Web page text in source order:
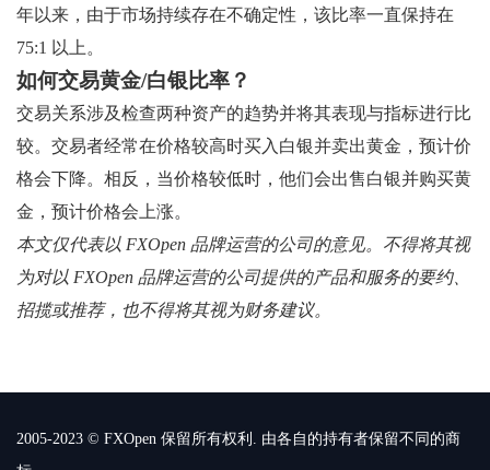
年以来，由于市场持续存在不确定性，该比率一直保持在
75:1 以上。
如何交易黄金/白银比率？
交易关系涉及检查两种资产的趋势并将其表现与指标进行比
较。交易者经常在价格较高时买入白银并卖出黄金，预计价
格会下降。相反，当价格较低时，他们会出售白银并购买黄
金，预计价格会上涨。
本文仅代表以 FXOpen 品牌运营的公司的意见。不得将其视
为对以 FXOpen 品牌运营的公司提供的产品和服务的要约、
招揽或推荐，也不得将其视为财务建议。
2005-2023 © FXOpen 保留所有权利. 由各自的持有者保留不同的商